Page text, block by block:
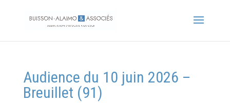
Audience du 10 juin 2026 –
Breuillet (91)